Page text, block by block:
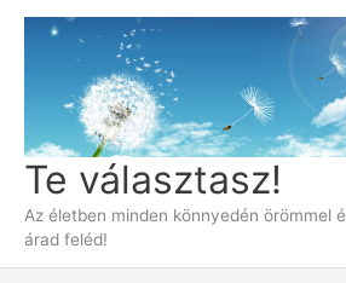
Skip
Te választasz!
Az életben minden könnyedén örömmel
árad feléd!